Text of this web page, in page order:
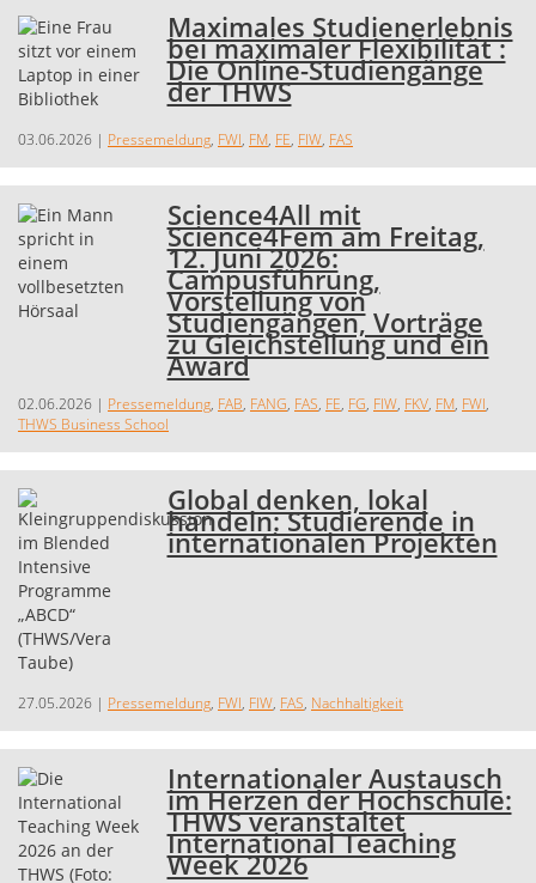
Maximales Studienerlebnis
bei maximaler Flexibilität :
Die Online-Studiengänge
der THWS
03.06.2026 | Pressemeldung, FWI, FM, FE, FIW, FAS
Science4All mit
Science4Fem am Freitag,
12. Juni 2026:
Campusführung,
Vorstellung von
Studiengängen, Vorträge
zu Gleichstellung und ein
Award
02.06.2026 | Pressemeldung, FAB, FANG, FAS, FE, FG, FIW, FKV, FM, FWI,
THWS Business School
Global denken, lokal
handeln: Studierende in
internationalen Projekten
27.05.2026 | Pressemeldung, FWI, FIW, FAS, Nachhaltigkeit
Internationaler Austausch
im Herzen der Hochschule:
THWS veranstaltet
International Teaching
Week 2026